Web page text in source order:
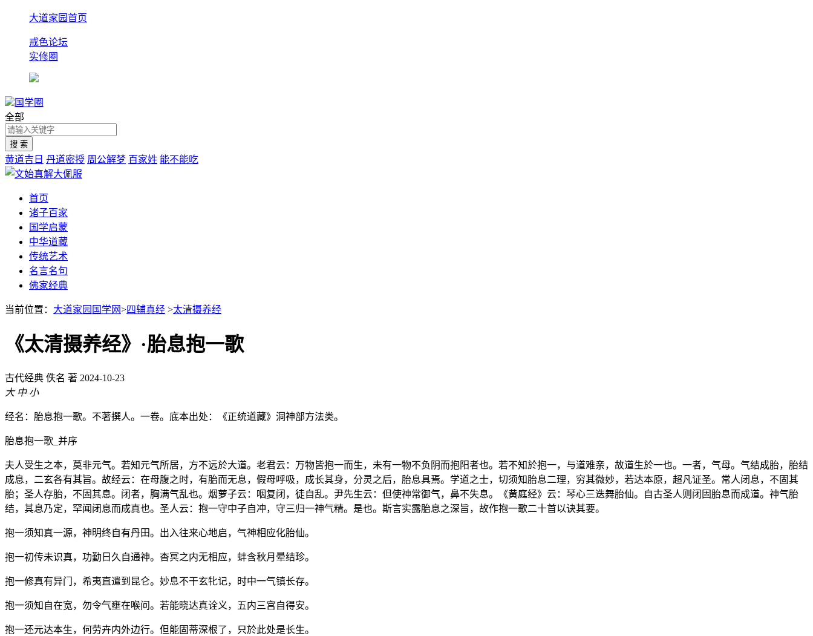
大道家园首页
戒色论坛
实修圈
国学圈
全部
黄道吉日 丹道密授 周公解梦 百家姓 能不能吃
首页
诸子百家
国学启蒙
中华道藏
传统艺术
名言名句
佛家经典
当前位置： 大道家园国学网>四辅真经 >太清摄养经
《太清摄养经》·胎息抱一歌
古代经典 佚名 著 2024-10-23
大 中 小
经名：胎息抱一歌。不著撰人。一卷。底本出处：《正统道藏》洞神部方法类。
胎息抱一歌_并序
夫人受生之本，莫非元气。若知元气所居，方不远於大道。老君云：万物皆抱一而生，未有一物不负阴而抱阳者也。若不知於抱一，与道难亲，故道生於一也。一者，气母。气结成胎，胎结
成息，二玄各有其旨。故经云：在母腹之时，有胎而无息，假母呼吸，成长其身，分灵之后，胎息具焉。学道之士，切须知胎息二理，穷其微妙，若达本原，超凡证圣。常人闭息，不固其
胎；圣人存胎，不固其息。闭者，胸满气乱也。烟萝子云：咽复闭，徒自乱。尹先生云：但使神常御气，鼻不失息。《黄庭经》云：琴心三迭舞胎仙。自古圣人则闭固胎息而成道。神气胎
结，其息乃定，罕闻闭息而成真也。圣人云：抱一守中子自冲，守三归一神气精。是也。斯言实露胎息之深旨，故作抱一歌二十首以诀其要。
抱一须知真一源，神明终自有丹田。出入往来心地启，气神相应化胎仙。
抱一初传未识真，功勤日久自通神。杳冥之内无相应，蚌含秋月晕结珍。
抱一修真有异门，希夷直遣到昆仑。妙息不干玄牝记，时中一气镇长存。
抱一须知自在宽，勿令气壅在喉问。若能晓达真诠义，五内三宫自得安。
抱一还元达本生，何劳卉内外边行。但能固蒂深根了，只於此处是长生。